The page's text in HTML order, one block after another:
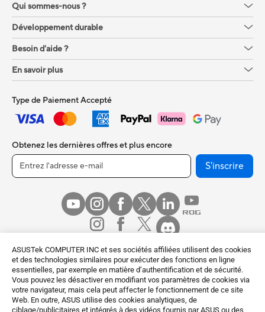
ASUSTek COMPUTER INC et ses sociétés affiliées utilisent des cookies
et des technologies similaires pour exécuter des fonctions en ligne
essentielles, par exemple en matière d’authentification et de sécurité.
Vous pouvez les désactiver en modifiant vos paramètres de cookies via
votre navigateur, mais cela peut affecter le fonctionnement de ce site
Web. En outre, ASUS utilise des cookies analytiques, de
ciblage/publicitaires et intégrés à des vidéos fournis par ASUS ou des
Qui sommes-nous ?
Développement durable
Besoin d'aide ?
En savoir plus
Type de Paiement Accepté
Obtenez les dernières offres et plus encore
S'inscrire
France / Français
©ASUSTeK Computer Inc. Tous droits réservés.